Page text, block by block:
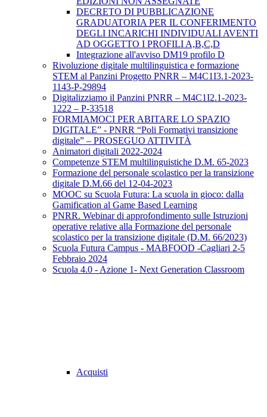
DECRETO DI PUBBLICAZIONE
GRADUATORIA PER IL CONFERIMENTO
DEGLI INCARICHI INDIVIDUALI AVENTI
AD OGGETTO I PROFILI A,B,C,D
Integrazione all'avviso DM19 profilo D
Rivoluzione digitale multilinguistica e formazione
STEM al Panzini Progetto PNRR – M4C1I3.1-2023-
1143-P-29894
Digitalizziamo il Panzini PNRR – M4C1I2.1-2023-
1222 – P-33518
FORMIAMOCI PER ABITARE LO SPAZIO
DIGITALE” - PNRR “Poli Formativi transizione
digitale” – PROSEGUO ATTIVITÀ
Animatori digitali 2022-2024
Competenze STEM multilinguistiche D.M. 65-2023
Formazione del personale scolastico per la transizione
digitale D.M.66 del 12-04-2023
MOOC su Scuola Futura: La scuola in gioco: dalla
Gamification al Game Based Learning
PNRR. Webinar di approfondimento sulle Istruzioni
operative relative alla Formazione del personale
scolastico per la transizione digitale (D.M. 66/2023)
Scuola Futura Campus - MABFOOD -Cagliari 2-5
Febbraio 2024
Scuola 4.0 - Azione 1- Next Generation Classroom
Acquisti